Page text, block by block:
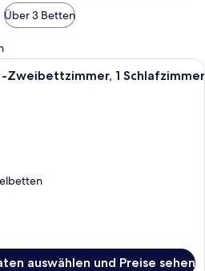
Über 3 Betten
Ein Hotelzimmer mit Bett,
1 Schlafzimmer
auswählen und Preise sehen